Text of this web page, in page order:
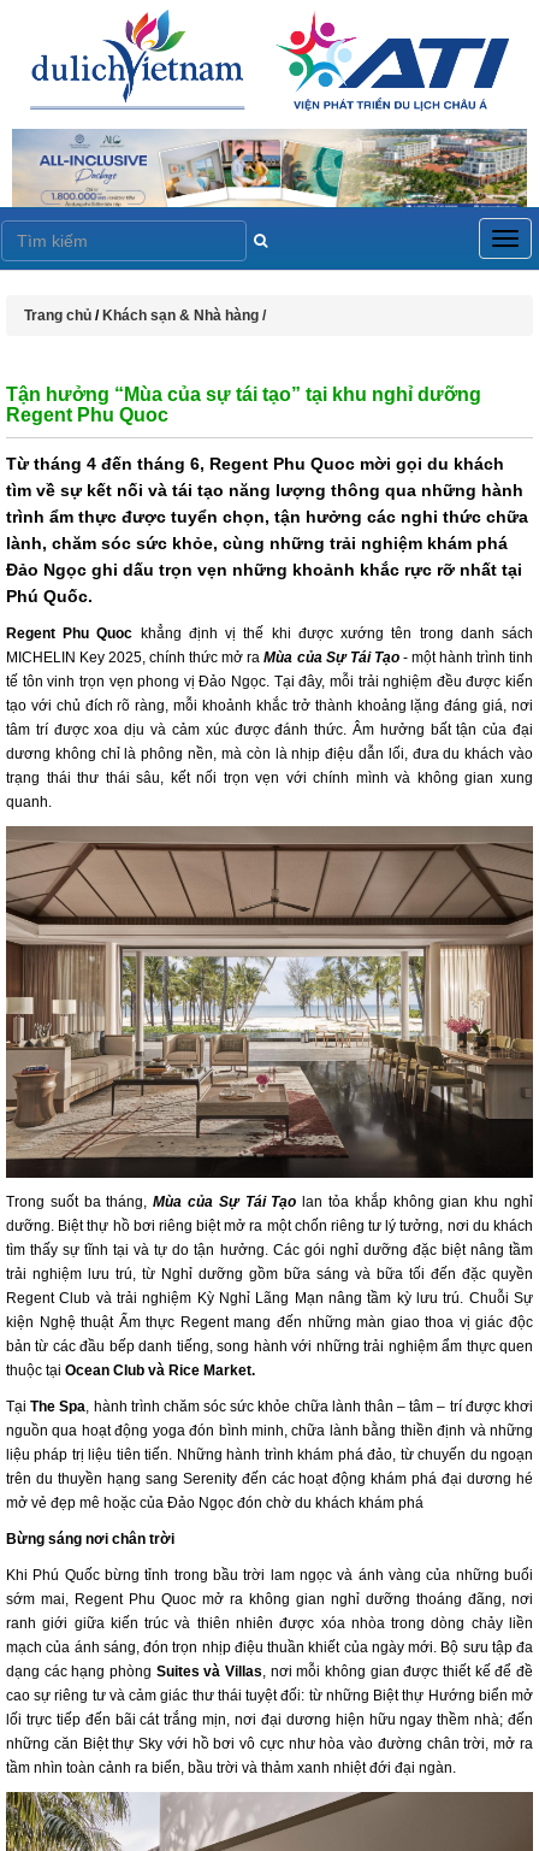
Trang chủ / Khách sạn & Nhà hàng /
Tận hưởng “Mùa của sự tái tạo” tại khu nghỉ dưỡng
Regent Phu Quoc
Từ tháng 4 đến tháng 6, Regent Phu Quoc mời gọi du khách
tìm về sự kết nối và tái tạo năng lượng thông qua những hành
trình ẩm thực được tuyển chọn, tận hưởng các nghi thức chữa
lành, chăm sóc sức khỏe, cùng những trải nghiệm khám phá
Đảo Ngọc ghi dấu trọn vẹn những khoảnh khắc rực rỡ nhất tại
Phú Quốc.
Regent Phu Quoc khẳng định vị thế khi được xướng tên trong danh sách
MICHELIN Key 2025, chính thức mở raMùa của Sự Tái Tạo- một hành trình tinh
tế tôn vinh trọn vẹn phong vị Đảo Ngọc. Tại đây, mỗi trải nghiệm đều được kiến
tạo với chủ đích rõ ràng, mỗi khoảnh khắc trở thành khoảng lặng đáng giá, nơi
tâm trí được xoa dịu và cảm xúc được đánh thức. Âm hưởng bất tận của đại
dương không chỉ là phông nền, mà còn là nhịp điệu dẫn lối, đưa du khách vào
trạng thái thư thái sâu, kết nối trọn vẹn với chính mình và không gian xung
quanh.
Trong suốt ba tháng,Mùa của Sự Tái Tạo lan tỏa khắp không gian khu nghỉ
dưỡng. Biệt thự hồ bơi riêng biệt mở ra một chốn riêng tư lý tưởng, nơi du khách
tìm thấy sự tĩnh tại và tự do tận hưởng. Các gói nghỉ dưỡng đặc biệt nâng tầm
trải nghiệm lưu trú, từ Nghỉ dưỡng gồm bữa sáng và bữa tối đến đặc quyền
Regent Club và trải nghiệm Kỳ Nghỉ Lãng Mạn nâng tầm kỳ lưu trú. Chuỗi Sự
kiện Nghệ thuật Ẩm thực Regent mang đến những màn giao thoa vị giác độc
bản từ các đầu bếp danh tiếng, song hành với những trải nghiệm ẩm thực quen
thuộc tại Ocean Club và Rice Market.
TạiThe Spa, hành trình chăm sóc sức khỏe chữa lành thân – tâm – trí được khơi
nguồn qua hoạt động yoga đón bình minh, chữa lành bằng thiền định và những
liệu pháp trị liệu tiên tiến. Những hành trình khám phá đảo, từ chuyến du ngoạn
trên du thuyền hạng sang Serenity đến các hoạt động khám phá đại dương hé
mở vẻ đẹp mê hoặc của Đảo Ngọc đón chờ du khách khám phá
Bừng sáng nơi chân trời
Khi Phú Quốc bừng tỉnh trong bầu trời lam ngọc và ánh vàng của những buổi
sớm mai, Regent Phu Quoc mở ra không gian nghỉ dưỡng thoáng đãng, nơi
ranh giới giữa kiến trúc và thiên nhiên được xóa nhòa trong dòng chảy liền
mạch của ánh sáng, đón trọn nhịp điệu thuần khiết của ngày mới. Bộ sưu tập đa
dạng các hạng phòng Suites và Villas, nơi mỗi không gian được thiết kế để đề
cao sự riêng tư và cảm giác thư thái tuyệt đối: từ những Biệt thự Hướng biển mở
lối trực tiếp đến bãi cát trắng mịn, nơi đại dương hiện hữu ngay thềm nhà; đến
những căn Biệt thự Sky với hồ bơi vô cực như hòa vào đường chân trời, mở ra
tầm nhìn toàn cảnh ra biển, bầu trời và thảm xanh nhiệt đới đại ngàn.